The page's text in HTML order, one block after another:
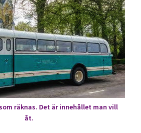
räknas. Det är innehållet man vill
åt.